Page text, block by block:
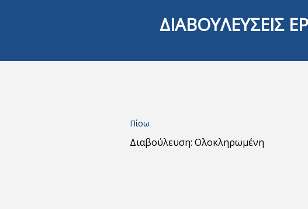
ΔΙΑΒΟΥΛΕΥΣΕΙΣ
Πίσω
Διαβούλευση: Ολοκληρωμένη